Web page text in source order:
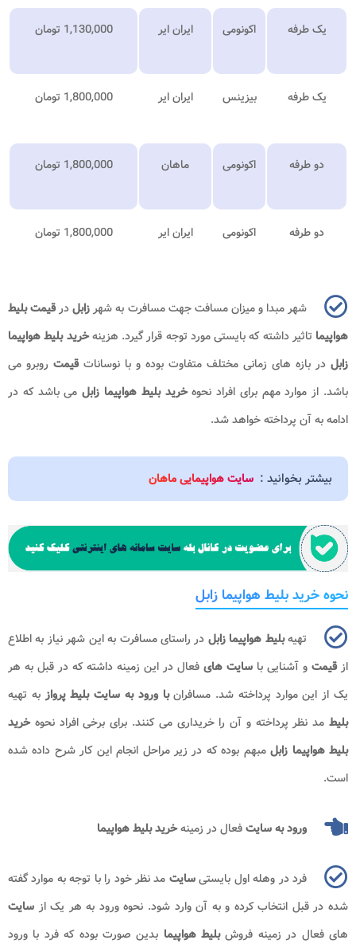
یک طرفه اکونومی ایران ایر 1,130,000 تومان
یک طرفه بیزینس ایران ایر 1,800,000 تومان
دو طرفه اکونومی ماهان 1,800,000 تومان
دو طرفه اکونومی ایران ایر 1,800,000 تومان
شهر مبدا و میزان مسافت جهت مسافرت به شهرزابلدرقیمت بلیط
هواپیما تاثیر داشته که بایستی مورد توجه قرار گیرد. هزینهخرید بلیط هواپیما
زابل در بازه های زمانی مختلف متفاوت بوده و با نوساناتقیمت روبرو می
باشد. از موارد مهم برای افراد نحوهخرید بلیط هواپیما زابل می باشد که در
ادامه به آن پرداخته خواهد شد.
بیشتر بخوانید : سایت هواپیمایی ماهان
نحوه خرید بلیط هواپیما زابل
تهیهبلیط هواپیما زابل در راستای مسافرت به این شهر نیاز به اطلاع
ازقیمت و آشنایی با سایت های فعال در این زمینه داشته که در قبل به هر
یک از این موارد پرداخته شد. مسافرانبا ورود به سایت بلیط پروازبه تهیه
بلیط مد نظر پرداخته و آن را خریداری می کنند. برای برخی افراد نحوه خرید
بلیط هواپیما زابلمبهم بوده که در زیر مراحل انجام این کار شرح داده شده
است.
ورود به سایتفعال در زمینهخرید بلیط هواپیما
فرد در وهله اول بایستیسایت مد نظر خود را با توجه به موارد گفته
شده در قبل انتخاب کرده و به آن وارد شود. نحوه ورود به هر یک از سایت
های فعال در زمینه فروشبلیط هواپیما بدین صورت بوده که فرد با ورود